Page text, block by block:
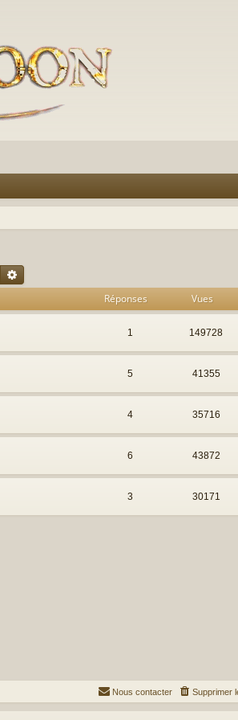
Rechercher
Réponses Vues
1 149728
5 41355
4 35716
6 43872
3 30171
Supprimer
Nous contacter